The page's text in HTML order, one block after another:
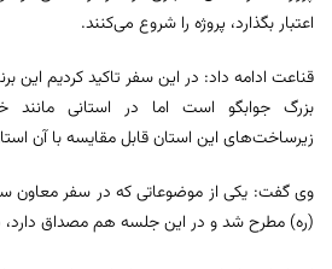
اعتبار بگذارد، پروژه را شروع می‌کنند.
قناعت ادامه داد: در این سفر تاکید کردیم این
بزرگ جوابگو است اما در استانی
زیرساخت‌های این استان قابل مقایسه با آن
وی گفت: یکی از موضوعاتی که در سفر معاون
(ره) مطرح شد و در این جلسه هم مصداق دارد،